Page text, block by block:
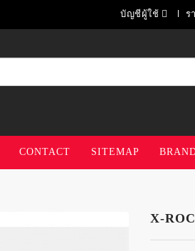
บัญชีผู้ใช้ ร
CONTACT SITEMAP
X-